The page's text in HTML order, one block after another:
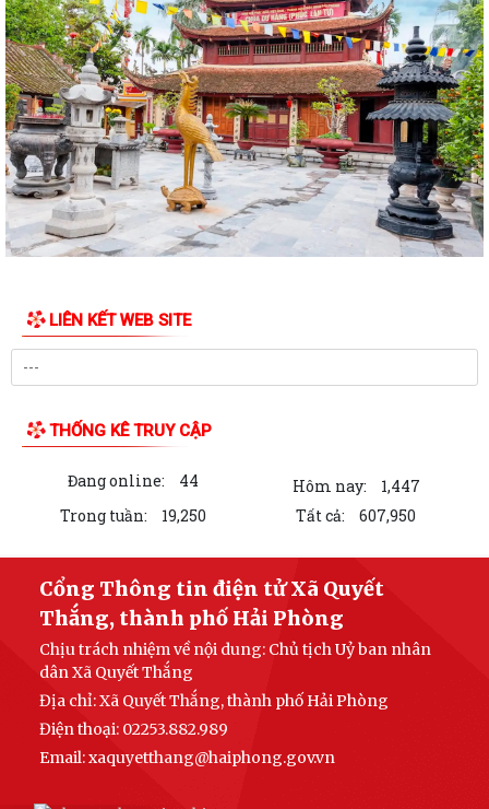
LIÊN KẾT WEB SITE
THỐNG KÊ TRUY CẬP
Đang online: 44 Hôm nay:
1,447
Trong tuần:
19,250 Tất cả: 607,950
Cổng Thông tin điện tử Xã Quyết
Thắng, thành phố Hải Phòng
Chịu trách nhiệm về nội dung: Chủ tịch Uỷ ban nhân
dân Xã Quyết Thắng
Địa chỉ: Xã Quyết Thắng, thành phố Hải Phòng
Điện thoại: 02253.882.989
Email:xaquyetthang@haiphong.gov.vn